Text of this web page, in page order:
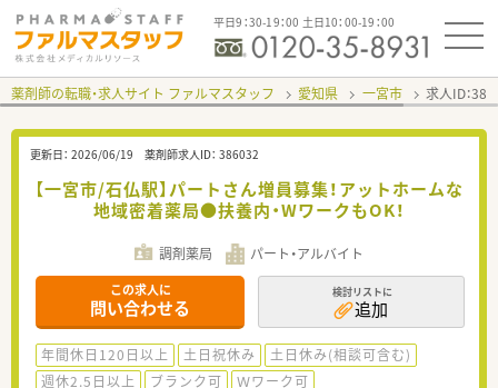
平日9：30-19：00 土日10：00-19：00
薬剤師の転職・求人サイト ファルマスタッフ 愛知県 一宮市 求人ID：
更新日： 2026/06/19 薬剤師求人ID： 386032
【一宮市/石仏駅】パートさん増員募集！アットホームな
地域密着薬局●扶養内・WワークもOK！
調剤薬局 パート・アルバイト
この求人に
問い合わせる
検討リストに
追加
年間休日120日以上 土日祝休み
土日休み(相談可含む)
週休2.5日以上
ブランク可
Ｗワーク可